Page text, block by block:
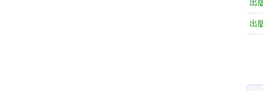
出
出